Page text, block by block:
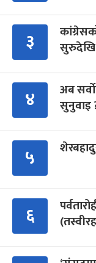
३
सुरुदेखि
४
अब
सुनुवाइ
५
६